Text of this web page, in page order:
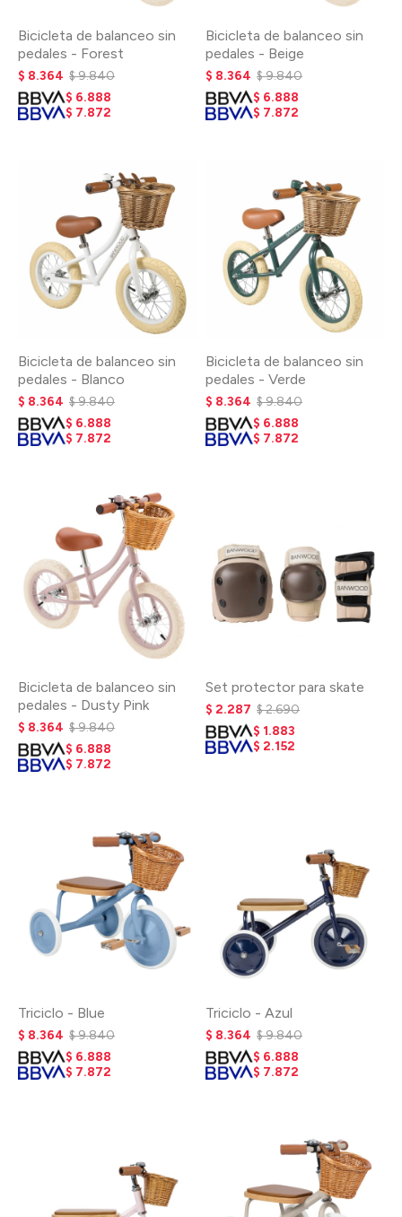
Bicicleta de balanceo sin
pedales - Forest
$ 8.364 $9.840
$ 6.888
$ 7.872
Bicicleta de balanceo sin
pedales - Beige
$ 8.364 $9.840
$ 6.888
$ 7.872
Bicicleta de balanceo sin
pedales - Blanco
$ 8.364 $9.840
$ 6.888
$ 7.872
Bicicleta de balanceo sin
pedales - Verde
$ 8.364 $9.840
$ 6.888
$ 7.872
Bicicleta de balanceo sin
pedales - Dusty Pink
$ 8.364 $9.840
$ 6.888
$ 7.872
Set protector para skate
$ 2.287 $2.690
$ 1.883
$ 2.152
Triciclo - Blue
$ 8.364 $9.840
$ 6.888
$ 7.872
Triciclo - Azul
$ 8.364 $9.840
$ 6.888
$ 7.872